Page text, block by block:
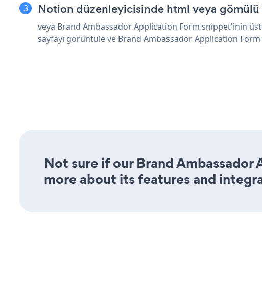
Notion düzenleyicisinde html veya
veya Brand Ambassador Application Form snippet'inin
sayfayı görüntüle ve Brand Ambassador Application
Not sure if our Brand
more about its features and